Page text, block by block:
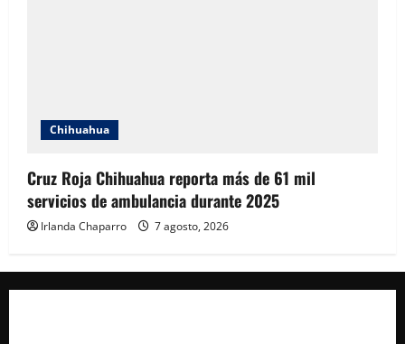
Chihuahua
Cruz Roja Chihuahua reporta más de 61 mil
servicios de ambulancia durante 2025
Irlanda Chaparro 7 agosto, 2026